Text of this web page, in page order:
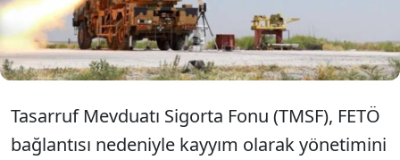
dolara satışa çıkarıldı.
Tasarruf Mevduatı Sigorta Fonu (TMSF), FETÖ
bağlantısı nedeniyle kayyım olarak yönetimini